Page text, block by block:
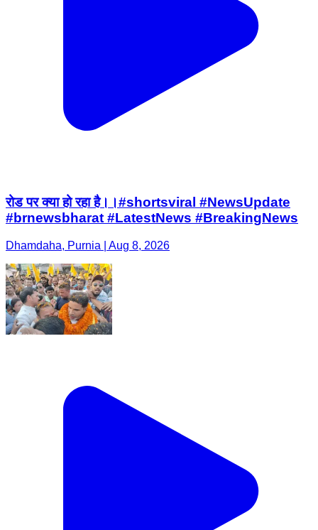
रोड पर क्या हो रहा है।।#shortsviral #NewsUpdate
#brnewsbharat #LatestNews #BreakingNews
Dhamdaha, Purnia | Aug 8, 2026